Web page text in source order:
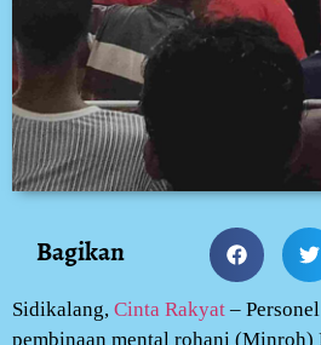
Bagikan
Sidikalang, Cinta Rakyat –
pembinaan mental rohani